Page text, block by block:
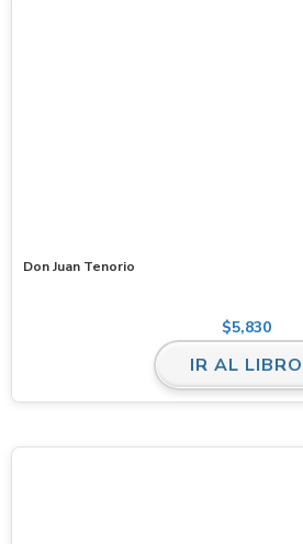
Don Juan Tenorio
$5,830
IR AL LIBRO